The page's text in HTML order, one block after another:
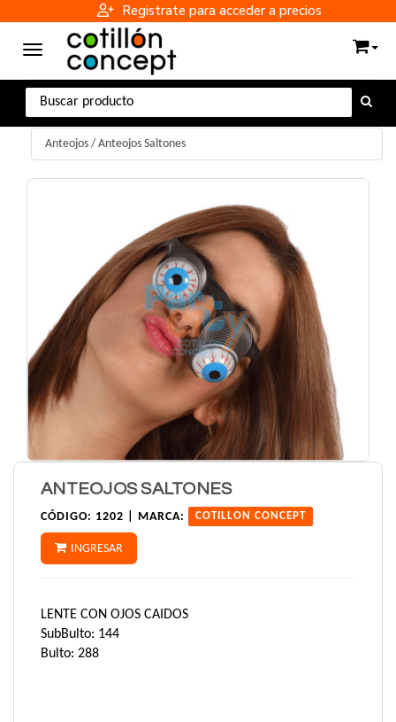
Registrate para acceder a precios
Toggle navigation
Anteojos / Anteojos Saltones
ANTEOJOS SALTONES
CÓDIGO: 1202 | MARCA: COTILLON CONCEPT
INGRESAR
LENTE CON OJOS CAIDOS
SubBulto: 144
Bulto: 288